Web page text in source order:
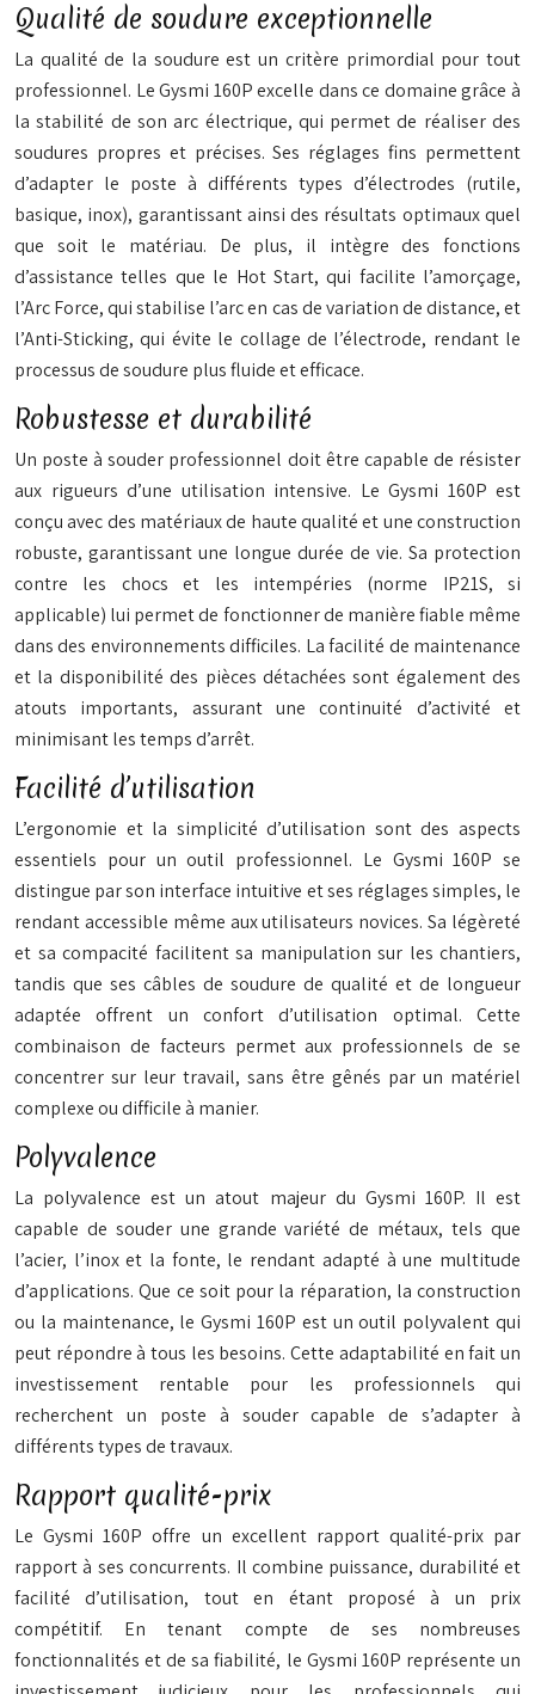
Qualité de soudure exceptionnelle
La qualité de la soudure est un critère primordial pour tout
professionnel. Le Gysmi 160P excelle dans ce domaine grâce à
la stabilité de son arc électrique, qui permet de réaliser des
soudures propres et précises. Ses réglages fins permettent
d’adapter le poste à différents types d’électrodes (rutile,
basique, inox), garantissant ainsi des résultats optimaux quel
que soit le matériau. De plus, il intègre des fonctions
d’assistance telles que le Hot Start, qui facilite l’amorçage,
l’Arc Force, qui stabilise l’arc en cas de variation de distance, et
l’Anti-Sticking, qui évite le collage de l’électrode, rendant le
processus de soudure plus fluide et efficace.
Robustesse et durabilité
Un poste à souder professionnel doit être capable de résister
aux rigueurs d’une utilisation intensive. Le Gysmi 160P est
conçu avec des matériaux de haute qualité et une construction
robuste, garantissant une longue durée de vie. Sa protection
contre les chocs et les intempéries (norme IP21S, si
applicable) lui permet de fonctionner de manière fiable même
dans des environnements difficiles. La facilité de maintenance
et la disponibilité des pièces détachées sont également des
atouts importants, assurant une continuité d’activité et
minimisant les temps d’arrêt.
Facilité d’utilisation
L’ergonomie et la simplicité d’utilisation sont des aspects
essentiels pour un outil professionnel. Le Gysmi 160P se
distingue par son interface intuitive et ses réglages simples, le
rendant accessible même aux utilisateurs novices. Sa légèreté
et sa compacité facilitent sa manipulation sur les chantiers,
tandis que ses câbles de soudure de qualité et de longueur
adaptée offrent un confort d’utilisation optimal. Cette
combinaison de facteurs permet aux professionnels de se
concentrer sur leur travail, sans être gênés par un matériel
complexe ou difficile à manier.
Polyvalence
La polyvalence est un atout majeur du Gysmi 160P. Il est
capable de souder une grande variété de métaux, tels que
l’acier, l’inox et la fonte, le rendant adapté à une multitude
d’applications. Que ce soit pour la réparation, la construction
ou la maintenance, le Gysmi 160P est un outil polyvalent qui
peut répondre à tous les besoins. Cette adaptabilité en fait un
investissement rentable pour les professionnels qui
recherchent un poste à souder capable de s’adapter à
différents types de travaux.
Rapport qualité-prix
Le Gysmi 160P offre un excellent rapport qualité-prix par
rapport à ses concurrents. Il combine puissance, durabilité et
facilité d’utilisation, tout en étant proposé à un prix
compétitif. En tenant compte de ses nombreuses
fonctionnalités et de sa fiabilité, le Gysmi 160P représente un